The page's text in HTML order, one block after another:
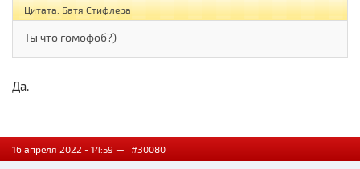
Цитата: Батя Стифлера
Ты что гомофоб?)
Да.
16 апреля 2022 - 14:59 — #30080